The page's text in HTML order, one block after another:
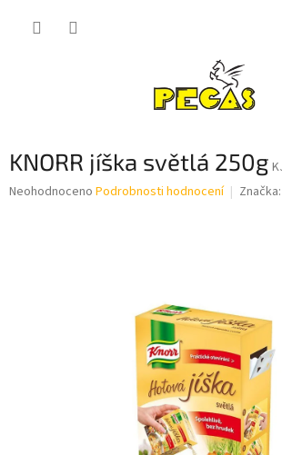
KNORR jíška světlá 250g
Průměrné
Neohodnoceno Podrobnosti hodnocení Značka: